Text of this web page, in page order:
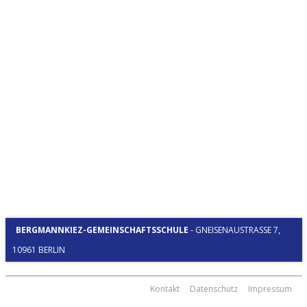
BERGMANNKIEZ-GEMEINSCHAFTSSCHULE - GNEISENAUSTRASSE 7, 1
0961 BERLIN
Kontakt Datenschutz Impressum